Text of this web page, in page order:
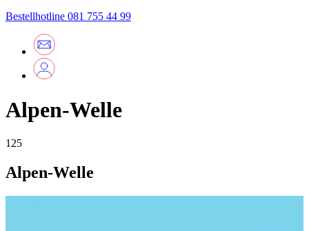
Bestellhotline 081 755 44 99
Alpen-Welle
125
Alpen-Welle